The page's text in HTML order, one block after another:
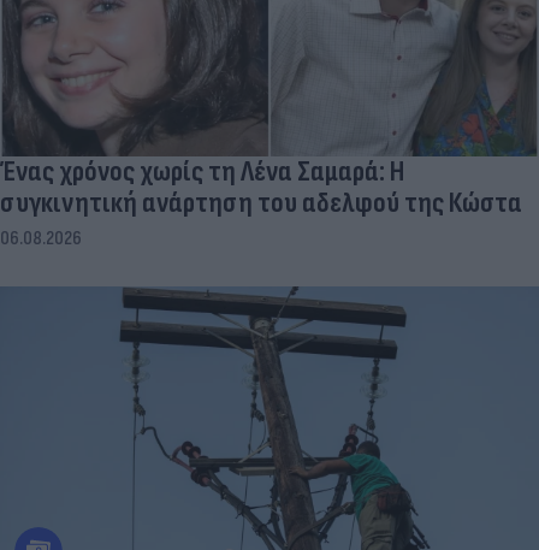
Ένας χρόνος χωρίς τη Λένα Σαμαρά: Η
συγκινητική ανάρτηση του αδελφού της Κώστα
06.08.2026